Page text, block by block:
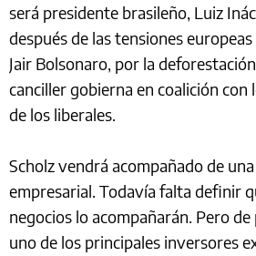
será presidente brasileño, Luiz
después de las tensiones
Jair Bolsonaro, por la
canciller gobierna en coalición con
de los liberales.
Scholz vendrá acompañado de
empresarial. Todavía falta definir
negocios lo acompañarán. Pero
uno de los principales inversores